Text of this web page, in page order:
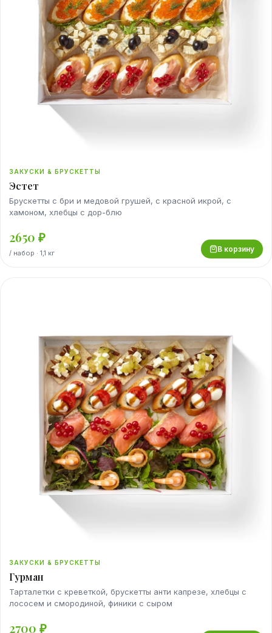
ЗАКУСКИ & БРУСКЕТТЫ
Эстет
Брускетты с бри и медовой грушей, с красной икрой, с
хамоном, хлебцы с дор-блю
2650 ₽
/ набор · 1,1 кг В корзину
ЗАКУСКИ & БРУСКЕТТЫ
Гурман
Тарталетки с креветкой, брускетты анти капрезе, хлебцы с
лососем и смородиной, финики с сыром
2700 ₽